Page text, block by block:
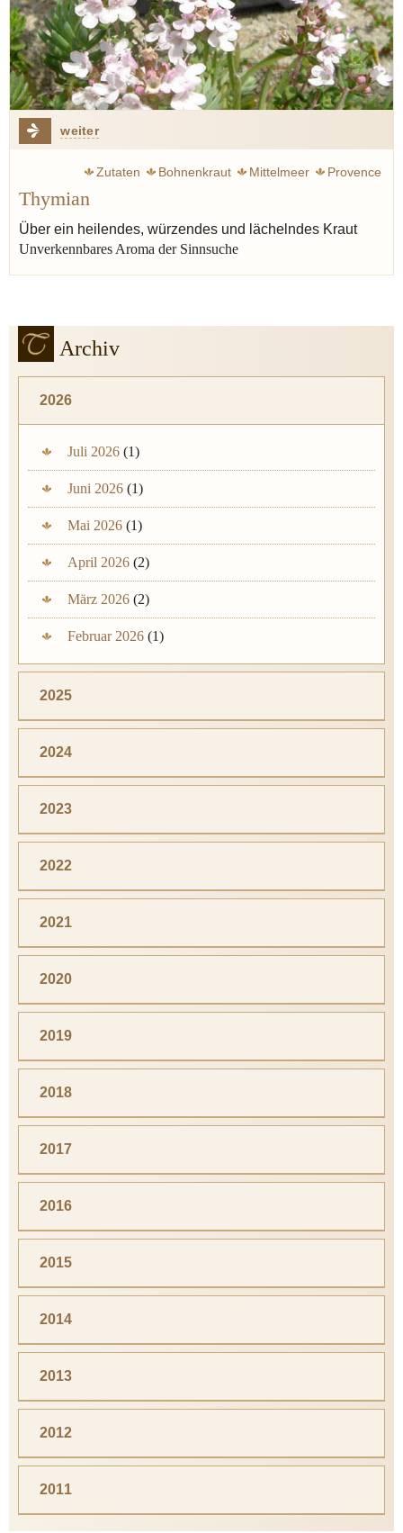
weiter
Zutaten Bohnenkraut Mittelmeer
Provence
Thymian
Über ein heilendes, würzendes und lächelndes Kraut
Unverkennbares Aroma der Sinnsuche
Archiv
2026
Juli 2026 (1)
Juni 2026 (1)
Mai 2026 (1)
April 2026 (2)
März 2026 (2)
Februar 2026 (1)
2025
2024
2023
2022
2021
2020
2019
2018
2017
2016
2015
2014
2013
2012
2011